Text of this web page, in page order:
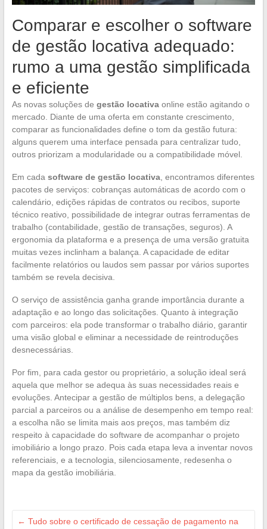
Comparar e escolher o software
de gestão locativa adequado:
rumo a uma gestão simplificada
e eficiente
As novas soluções de gestão locativaonline estão agitando o
mercado. Diante de uma oferta em constante crescimento,
comparar as funcionalidades define o tom da gestão futura:
alguns querem uma interface pensada para centralizar tudo,
outros priorizam a modularidade ou a compatibilidade móvel.
Em cada software de gestão locativa, encontramos diferentes
pacotes de serviços: cobranças automáticas de acordo com o
calendário, edições rápidas de contratos ou recibos, suporte
técnico reativo, possibilidade de integrar outras ferramentas de
trabalho (contabilidade, gestão de transações, seguros). A
ergonomia da plataforma e a presença de uma versão gratuita
muitas vezes inclinham a balança. A capacidade de editar
facilmente relatórios ou laudos sem passar por vários suportes
também se revela decisiva.
O serviço de assistência ganha grande importância durante a
adaptação e ao longo das solicitações. Quanto à integração
com parceiros: ela pode transformar o trabalho diário, garantir
uma visão global e eliminar a necessidade de reintroduções
desnecessárias.
Por fim, para cada gestor ou proprietário, a solução ideal será
aquela que melhor se adequa às suas necessidades reais e
evoluções. Antecipar a gestão de múltiplos bens, a delegação
parcial a parceiros ou a análise de desempenho em tempo real:
a escolha não se limita mais aos preços, mas também diz
respeito à capacidade do software de acompanhar o projeto
imobiliário a longo prazo. Pois cada etapa leva a inventar novos
referenciais, e a tecnologia, silenciosamente, redesenha o
mapa da gestão imobiliária.
← Tudo sobre o certificado de cessação de pagamento na